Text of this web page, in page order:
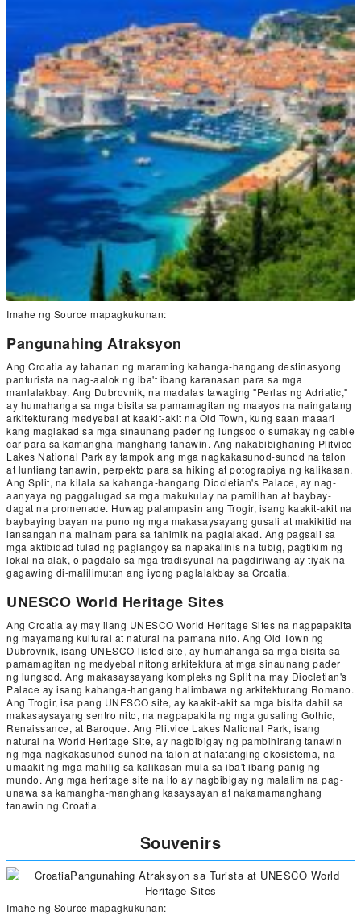
Imahe ng Source mapagkukunan:
Pangunahing Atraksyon
Ang Croatia ay tahanan ng maraming kahanga-hangang destinasyong
panturista na nag-aalok ng iba't ibang karanasan para sa mga
manlalakbay. Ang Dubrovnik, na madalas tawaging "Perlas ng Adriatic,"
ay humahanga sa mga bisita sa pamamagitan ng maayos na naingatang
arkitekturang medyebal at kaakit-akit na Old Town, kung saan maaari
kang maglakad sa mga sinaunang pader ng lungsod o sumakay ng cable
car para sa kamangha-manghang tanawin. Ang nakabibighaning Plitvice
Lakes National Park ay tampok ang mga nagkakasunod-sunod na talon
at luntiang tanawin, perpekto para sa hiking at potograpiya ng kalikasan.
Ang Split, na kilala sa kahanga-hangang Diocletian's Palace, ay nag-
aanyaya ng paggalugad sa mga makukulay na pamilihan at baybay-
dagat na promenade. Huwag palampasin ang Trogir, isang kaakit-akit na
baybaying bayan na puno ng mga makasaysayang gusali at makikitid na
lansangan na mainam para sa tahimik na paglalakad. Ang pagsali sa
mga aktibidad tulad ng paglangoy sa napakalinis na tubig, pagtikim ng
lokal na alak, o pagdalo sa mga tradisyunal na pagdiriwang ay tiyak na
gagawing di-malilimutan ang iyong paglalakbay sa Croatia.
UNESCO World Heritage Sites
Ang Croatia ay may ilang UNESCO World Heritage Sites na nagpapakita
ng mayamang kultural at natural na pamana nito. Ang Old Town ng
Dubrovnik, isang UNESCO-listed site, ay humahanga sa mga bisita sa
pamamagitan ng medyebal nitong arkitektura at mga sinaunang pader
ng lungsod. Ang makasaysayang kompleks ng Split na may Diocletian's
Palace ay isang kahanga-hangang halimbawa ng arkitekturang Romano.
Ang Trogir, isa pang UNESCO site, ay kaakit-akit sa mga bisita dahil sa
makasaysayang sentro nito, na nagpapakita ng mga gusaling Gothic,
Renaissance, at Baroque. Ang Plitvice Lakes National Park, isang
natural na World Heritage Site, ay nagbibigay ng pambihirang tanawin
ng mga nagkakasunod-sunod na talon at natatanging ekosistema, na
umaakit ng mga mahilig sa kalikasan mula sa iba't ibang panig ng
mundo. Ang mga heritage site na ito ay nagbibigay ng malalim na pag-
unawa sa kamangha-manghang kasaysayan at nakamamanghang
tanawin ng Croatia.
Souvenirs
Imahe ng Source mapagkukunan: